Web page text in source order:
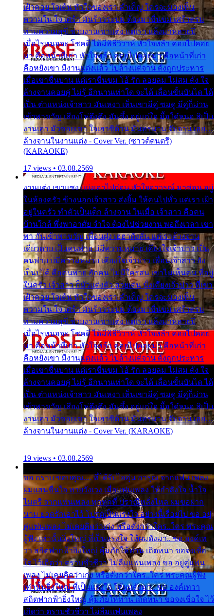
เฝ้าคอย ใจเต้น หัวใจของเรา ลำเค็ญ ใครจะมองเห็น
ความใน ใจ เศร้า มันร้าวระบม ต้องมาขื่นขม เศร้าตรม
ท่ามความสุขี ช่วยงานเขาแต่ง แต่เรา แล้งมาหลายปี
เมื่อไรหนอจะ โชคดี ได้มีพิธีวิวาห์ หัวใจหล้า คอยไปคอย
มา คือหน้าที่เก่า หัวใจหล้า คอยไปคอยมา คือหน้าที่เก่า
คือหยังเขา มีงานแต่งแล้ว ไปล้างแต่จาน ดั่งถูกประหาร
เมื่อเขาชื่นบาน แต่เราขื่นขม โอ้ รัก ลอยลม ไม่สม ดัง ใจ
ล้างจานคอยคู่ ไม่รู้ อีกนานเท่าใด จะได้ เลื่อนขั้นบันได ได้
เป็น ตำแหน่งเจ้าสาว มันเหงา เห็นเขามีคู่ ซมดู มีคู่ก็ม่วน
เข้าพาขวัญ เสียงโห่ตึงตึง มันซึ้ง อยู่แก่ใจ มื้อใด๋หนอ สิเป็น
งานเฮา มัวซอยเขา ใจเฮาซิด้าน มันทรมาน จับจาน เอย…
ล้างจานในงานแต่ง - Cover Ver. (ซาวด์ดนตรี)
(KARAOKE)
17 views • 03.08.2569
งานแต่ง เขาแซง แย่งเอาไปก่อน หัวใจอาวรณ์ มาซ่อน อยู่
ในห้องครัว ข้างนอกเจ้าสาว ส่งยิ้ม ให้คนไปทั่ว แต่เรา เฝ้า
อยู่ในครัว ทำตัวเป็นเด็ก ล้างจาน ในเมื่อ เจ้าสาว คือคน
บ้านใกล้ พึ่งพาอาศัย จำใจ ต้องไปช่วยงาน พอถึงเวลา เขา
พา กันเข้าพาขวัญ เพื่อนฝูง เฮฮาดังลั่น แต่เราล้างจาน
เดียวดาย เป็นคนพ่าย บ่มีความหมาย เคียงใจเจ้าบ่าว เป็น
คนพ่าย บ่มีความหมาย เคียงใจเจ้าบ่าว เพื่อนเจ้าสาว ยัง
เป็นบ่ได้ คือคนพ่าย ฮักคน ไม่มีใครสน เขาไม่เห็นคน ที่อยู่
ในครัว เจ้าสาว ก็มัวแต่งตัว สวยเด่น นั่งเคียงเจ้าบ่าว ที่เขา
เฝ้าคอย ใจเต้น หัวใจของเรา ลำเค็ญ ใครจะมองเห็น
ความใน ใจ เศร้า มันร้าวระบม ต้องมาขื่นขม เศร้าตรม
ท่ามความสุขี ช่วยงานเขาแต่ง แต่เรา แล้งมาหลายปี
เมื่อไรหนอจะ โชคดี ได้มีพิธีวิวาห์ หัวใจหล้า คอยไปคอย
มา คือหน้าที่เก่า หัวใจหล้า คอยไปคอยมา คือหน้าที่เก่า
คือหยังเขา มีงานแต่งแล้ว ไปล้างแต่จาน ดั่งถูกประหาร
เมื่อเขาชื่นบาน แต่เราขื่นขม โอ้ รัก ลอยลม ไม่สม ดัง ใจ
ล้างจานคอยคู่ ไม่รู้ อีกนานเท่าใด จะได้ เลื่อนขั้นบันได ได้
เป็น ตำแหน่งเจ้าสาว มันเหงา เห็นเขามีคู่ ซมดู มีคู่ก็ม่วน
เข้าพาขวัญ เสียงโห่ตึงตึง มันซึ้ง อยู่แก่ใจ มื้อใด๋หนอ สิเป็น
งานเฮา มัวซอยเขา ใจเฮาซิด้าน มันทรมาน จับจาน เอย…
ล้างจานในงานแต่ง - Cover Ver. (KARAOKE)
19 views • 03.08.2569
ขอ กราบ ขอบคุณ.... ที่ได้รับไออุ่น การุณ จากแฟน เพลง
ผมแสนชื่นใจ หายวังเวง เมื่อแฟนเพลง ให้กำลังใจ น้ำใจ
ไมตรี จากแฟนเพลง ทุกทุกที่ ปราณีหลั่งไหล ผมขอฝาก
นาม ยอดรักเอาไว้ โปรดเป็นแรงใจ อย่างนี้เรื่อยไป ขอ อยู่
คู่แฟนเพลง ไม่เคยคิดว่าเก่ง หรือดังกว่าใคร..ใคร พระคุณ
ผู้ฟัง เท่านั้นยิ่งใหญ่ ที่เป็นแรงใจ ให้ผมดังมา.. ขอ องค์เท
วา สถิตฟากฟ้ายิ่งใหญ่ คุ้มภัยให้ท่าน เถิดหนา ขอจงเชื่อ
ใจ ไว้เถิดว่า ตราบชั่วชีวา ไม่ลืมแฟนเพลง ขอ อยู่คู่แฟน
เพลง ไม่เคยคิดว่าเก่ง หรือดังกว่าใคร..ใคร พระคุณผู้ฟัง
เท่านั้นยิ่งใหญ่ ที่เป็นแรงใจ ให้ผมดังมา.. ขอ องค์เทวา
สถิตฟากฟ้ายิ่งใหญ่ คุ้มภัยให้ท่าน เถิดหนา ขอจงเชื่อใจ ไว้
เถิดว่า ตราบชั่วชีวา ไม่ลืมแฟนเพลง